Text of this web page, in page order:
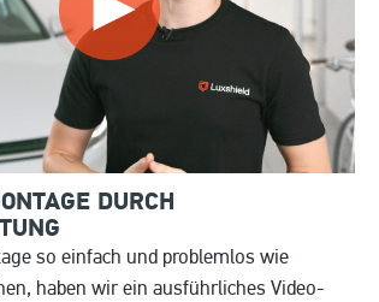
DURCH
so einfach und problemlos wie
haben wir ein ausführliches Video-